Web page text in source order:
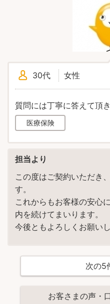
30代 女性
質問には丁寧に答えて頂き
医療保険
担当より
この度はご契約いただき
す。
これからもお客様の安心
内を続けてまいります。
今後ともよろしくお願いし
次の5
お客さまの声・